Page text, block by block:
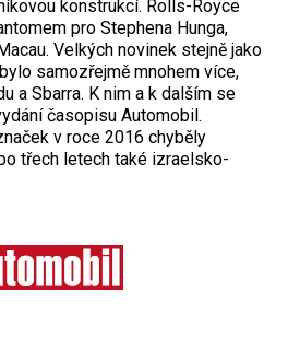
konstrukcí. Rolls-Royce
pro Stephena Hunga,
Velkých novinek stejně jako
samozřejmě mnohem více,
a Sbarra. K nim a k dalším se
časopisu Automobil.
v roce 2016 chyběly
třech letech také izraelsko-